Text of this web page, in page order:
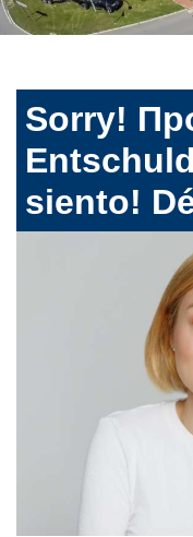
Sorry!
siento!